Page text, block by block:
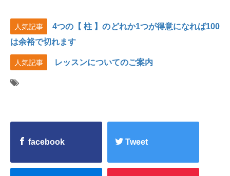
人気記事
4つの【 柱 】のどれか1つが得意になれば100
は余裕で切れます
人気記事 レッスンについてのご案内
facebook Tweet